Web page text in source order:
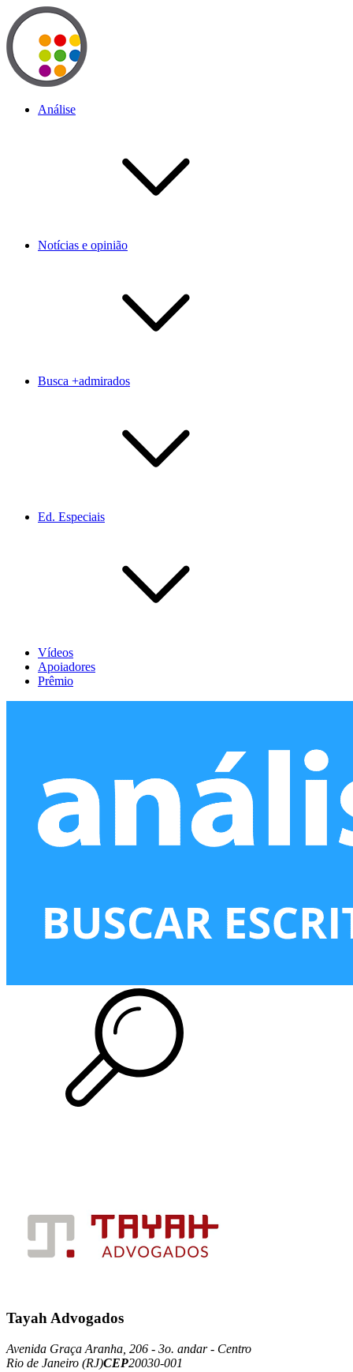
Análise
Notícias e opinião
Busca +admirados
Ed. Especiais
Vídeos
Apoiadores
Prêmio
Tayah Advogados
Avenida Graça Aranha, 206 - 3o. andar - Centro
Rio de Janeiro (RJ)CEP20030-001